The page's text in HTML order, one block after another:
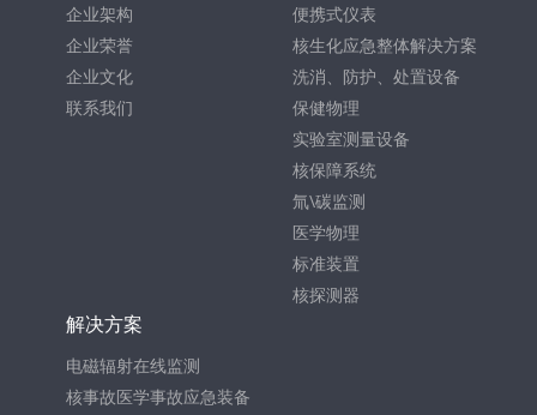
企业架构
企业荣誉
企业文化
联系我们
便携式仪表
核生化应急整体解决方案
洗消、防护、处置设备
保健物理
实验室测量设备
核保障系统
氚\碳监测
医学物理
标准装置
核探测器
解决方案
电磁辐射在线监测
核事故医学事故应急装备